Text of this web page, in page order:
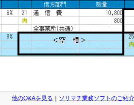
他のQ&Aを見る ソリマチ業務ソフトのご紹介